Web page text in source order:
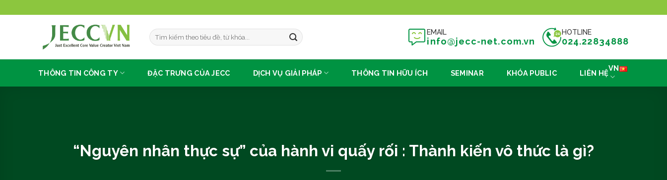
đến
EMAIL
info@jecc-net.com.vn
HOTLINE
024.22834888
THÔNG TIN CÔNG TY ĐẶC TRƯNG CỦA JECC DỊCH VỤ GIẢI PHÁP THÔNG TIN HỮU ÍCH SEMINAR KHÓA PUBLIC LIÊN HỆ
VN
“Nguyên nhân thực sự” của hành vi quấy rối : Thành kiến ​​vô thức là gì?